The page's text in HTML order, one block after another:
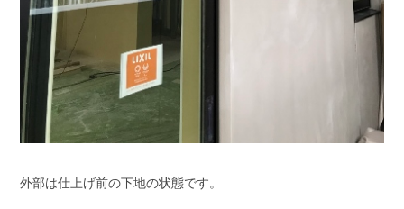
外部は仕上げ前の下地の状態です。